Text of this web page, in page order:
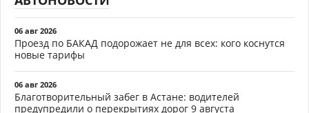
06 авг 2026
Проезд по БАКАД подорожает не для всех: кого коснутся
новые тарифы
06 авг 2026
Благотворительный забег в Астане: водителей
предупредили о перекрытиях дорог 9 августа